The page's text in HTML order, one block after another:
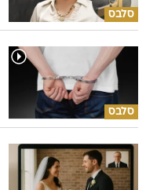
סלבס
סלבס